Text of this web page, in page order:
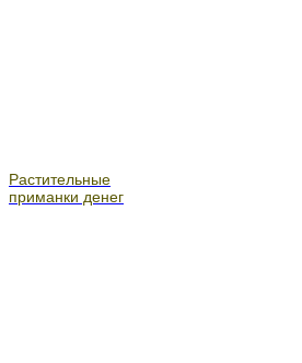
Растительные
приманки денег